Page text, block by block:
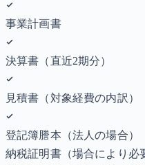
事業計画書
決算書（直近2期分）
見積書（対象経費の内訳）
登記簿謄本（法人の場合）
納税証明書（場合により必